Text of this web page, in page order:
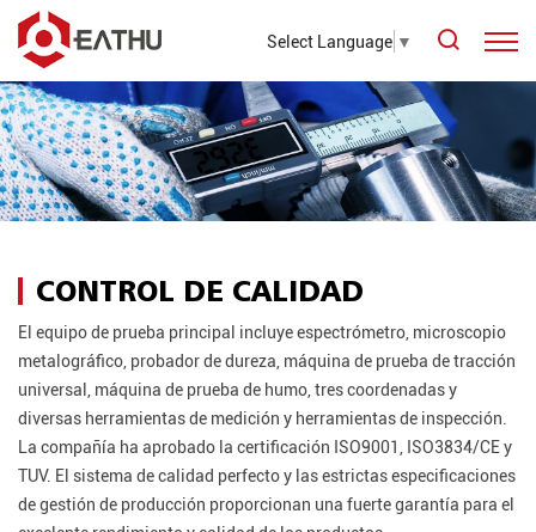
Select Language ▼
CONTROL DE CALIDAD
El equipo de prueba principal incluye espectrómetro, microscopio
metalográfico, probador de dureza, máquina de prueba de tracción
universal, máquina de prueba de humo, tres coordenadas y
diversas herramientas de medición y herramientas de inspección.
La compañía ha aprobado la certificación ISO9001, ISO3834/CE y
TUV. El sistema de calidad perfecto y las estrictas especificaciones
de gestión de producción proporcionan una fuerte garantía para el